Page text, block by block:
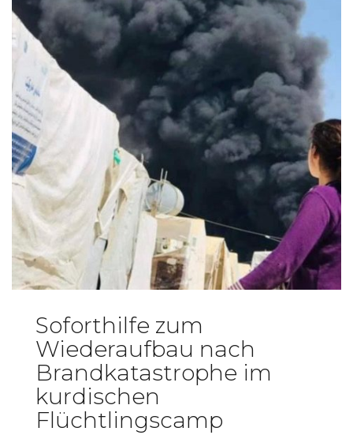
Soforthilfe zum
Wiederaufbau nach
Brandkatastrophe im
kurdischen
Flüchtlingscamp